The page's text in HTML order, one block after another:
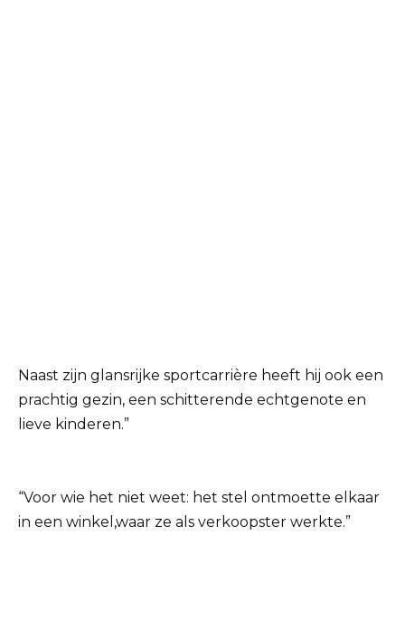
Naast zijn glansrijke sportcarrière heeft hij ook een
prachtig gezin, een schitterende echtgenote en
lieve kinderen.”
“Voor wie het niet weet: het stel ontmoette elkaar
in een winkel,waar ze als verkoopster werkte.”